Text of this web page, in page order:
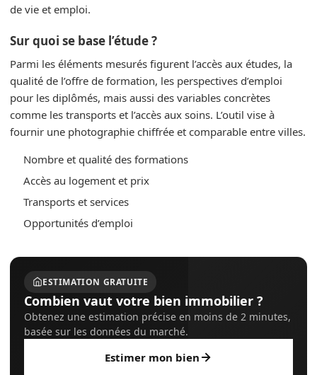
de vie et emploi.
Sur quoi se base l’étude ?
Parmi les éléments mesurés figurent l’accès aux études, la
qualité de l’offre de formation, les perspectives d’emploi
pour les diplômés, mais aussi des variables concrètes
comme les transports et l’accès aux soins. L’outil vise à
fournir une photographie chiffrée et comparable entre villes.
Nombre et qualité des formations
Accès au logement et prix
Transports et services
Opportunités d’emploi
ESTIMATION GRATUITE
Combien vaut votre bien immobilier ?
Obtenez une estimation précise en moins de 2 minutes,
basée sur les données du marché.
Estimer mon bien